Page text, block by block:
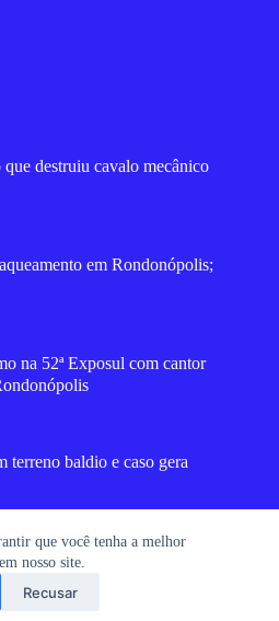
que você tenha a melhor
nosso site.
Recusar
destruiu cavalo mecânico
em Rondonópolis;
na 52ª Exposul com cantor
terreno baldio e caso gera
beijo à líder de facção e
- Portal de Notícias